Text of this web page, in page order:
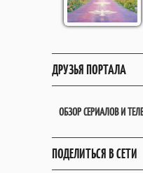
ДРУЗЬЯ ПОРТАЛА
ОБЗОР СЕРИАЛОВ И
ПОДЕЛИТЬСЯ В СЕТИ